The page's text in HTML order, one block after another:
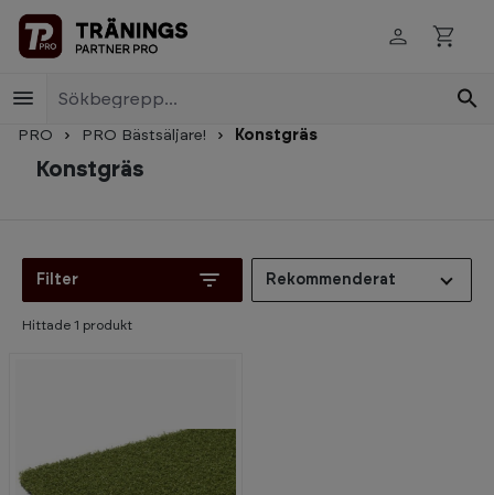
Skip to main content
PRO PRO Bästsäljare! Konstgräs
Konstgräs
Filter Rekommenderat
Hittade 1 produkt